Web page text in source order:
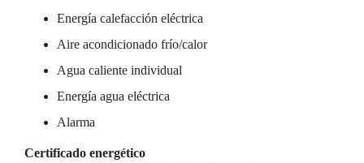
Energía calefacción eléctrica
Aire acondicionado frío/calor
Agua caliente individual
Energía agua eléctrica
Alarma
Certificado energético